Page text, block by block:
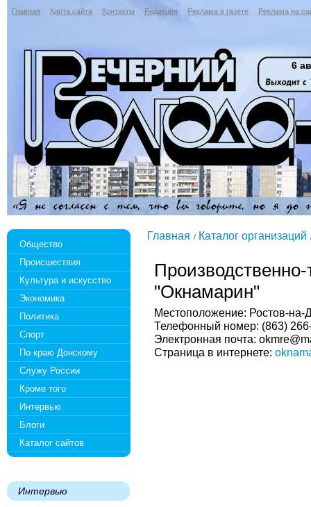
Главная Карта сайта Контакты Редакция Реклама в газете Реклама на
6
Общество
Происшествия
Культура и искусство
Экономика
Политика
Спорт
По краю Донскому
Служу России
Кроме того
Интервью
Блоги
Каталог сайтов
Интервью
Главная Каталог организаций
"Окнамарин"
Местоположение: Ростов-на-
Телефонный номер: (863)
Электронная почта:
Страница в интернете: